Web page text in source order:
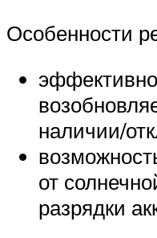
Особенности
наличии/
от
разрядки